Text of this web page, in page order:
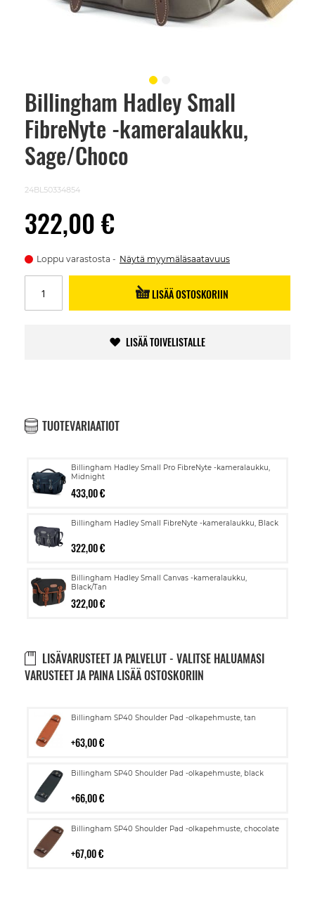
Billingham Hadley Small
FibreNyte -kameralaukku,
Sage/Choco
24BL50334854
322,00 €
Loppu varastosta Näytä myymäläsaatavuus
LISÄÄ OSTOSKORIIN
LISÄÄ TOIVELISTALLE
TUOTEVARIAATIOT
Billingham Hadley Small Pro FibreNyte -kameralaukku,
Midnight
433,00 €
Billingham Hadley Small FibreNyte -kameralaukku, Black
322,00 €
Billingham Hadley Small Canvas -kameralaukku,
Black/Tan
322,00 €
LISÄVARUSTEET JA PALVELUT - VALITSE HALUAMASI
VARUSTEET JA PAINA LISÄÄ OSTOSKORIIN
Billingham SP40 Shoulder Pad -olkapehmuste, tan
63,00 €
Lisää
Billingham SP40 Shoulder Pad -olkapehmuste, black
66,00 €
Lisää
Billingham SP40 Shoulder Pad -olkapehmuste, chocolate
67,00 €
Lisää
Skip
beginning
images